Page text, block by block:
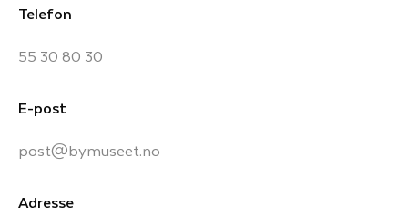
Telefon
55 30 80 30
E-post
post@bymuseet.no
Adresse